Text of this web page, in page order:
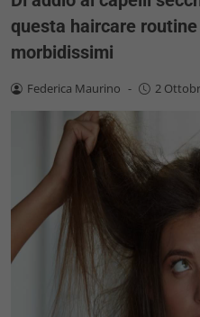
questa haircare
morbidissimi
Federica Maurino - 2